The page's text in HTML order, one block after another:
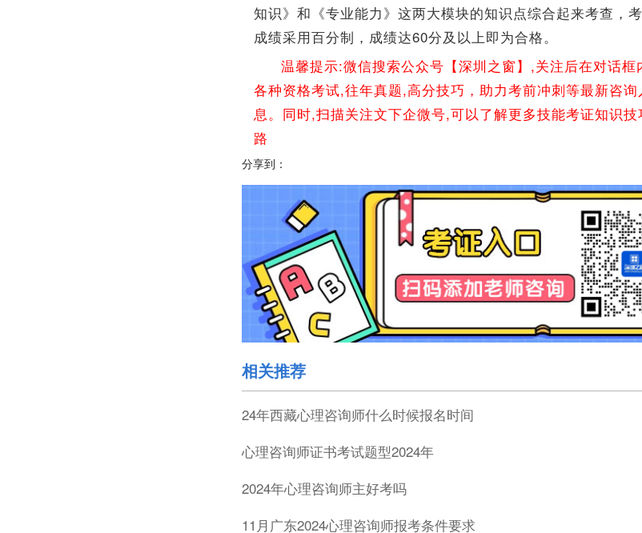
知识》和《专业能力》这两大模块的知识点综合起来考查，
成绩采用百分制，成绩达60分及以上即为合格。
温馨提示:微信搜索公众号【深圳之窗】,关注后在对话框
各种资格考试,往年真题,高分技巧，助力考前冲刺等最新咨
息。同时,扫描关注文下企微号,可以了解更多技能考证知识
路
分享到：
相关推荐
24年西藏心理咨询师什么时候报名时间
心理咨询师证书考试题型2024年
2024年心理咨询师主好考吗
11月广东2024心理咨询师报考条件要求